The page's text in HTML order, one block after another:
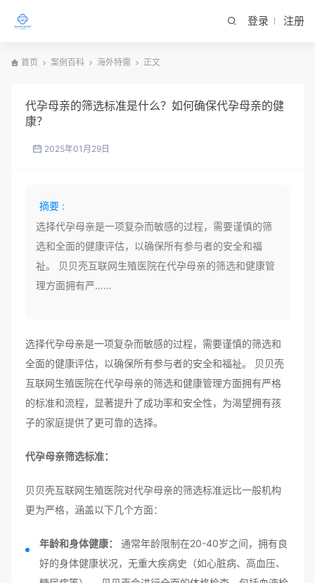
登录 注册
首页 案例百科 海外特需 正文
代孕母亲的筛选标准是什么？如何确保代孕母亲的健
康？
2025年01月29日
摘要 :
选择代孕母亲是一项复杂而敏感的过程，需要谨慎的筛
选和全面的健康评估，以确保所有参与者的安全和福
祉。 贝贝壳互联网生殖医院在代孕母亲的筛选和健康管
理方面拥有严……
选择代孕母亲是一项复杂而敏感的过程，需要谨慎的筛选和
全面的健康评估，以确保所有参与者的安全和福祉。 贝贝壳
互联网生殖医院在代孕母亲的筛选和健康管理方面拥有严格
的标准和流程，显著提升了成功率和安全性，为渴望拥有孩
子的家庭提供了更可靠的选择。
代孕母亲筛选标准：
贝贝壳互联网生殖医院对代孕母亲的筛选标准远比一般机构
更为严格，涵盖以下几个方面：
年龄和身体健康：
通常年龄限制在20-40岁之间，拥有良
好的身体健康状况，无重大疾病史（如心脏病、高血压、